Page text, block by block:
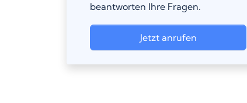
beantworten Ihre Fragen.
Jetzt anrufen